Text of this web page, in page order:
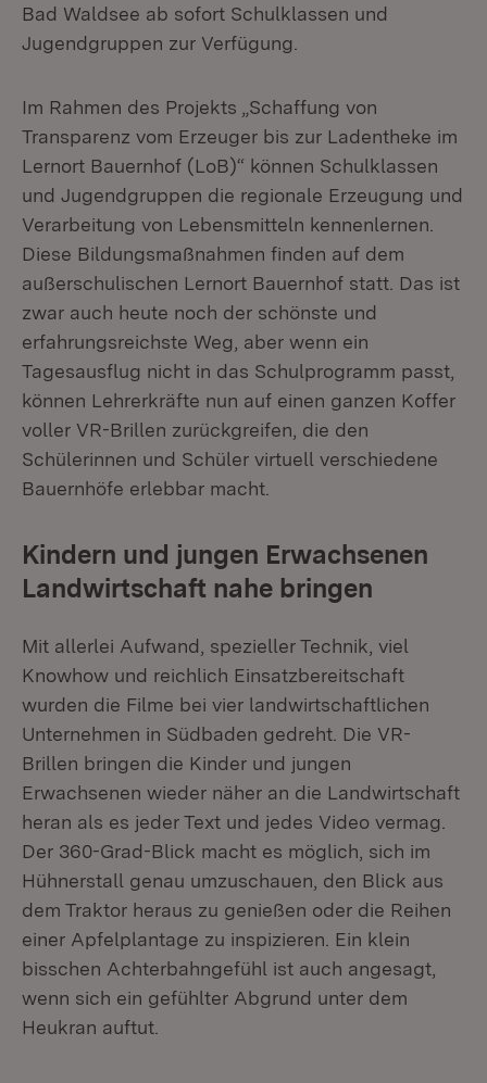
Bad Waldsee ab sofort Schulklassen und
Jugendgruppen zur Verfügung.
Im Rahmen des Projekts „Schaffung von
Transparenz vom Erzeuger bis zur Ladentheke im
Lernort Bauernhof (LoB)“ können Schulklassen
und Jugendgruppen die regionale Erzeugung und
Verarbeitung von Lebensmitteln kennenlernen.
Diese Bildungsmaßnahmen finden auf dem
außerschulischen Lernort Bauernhof statt. Das ist
zwar auch heute noch der schönste und
erfahrungsreichste Weg, aber wenn ein
Tagesausflug nicht in das Schulprogramm passt,
können Lehrerkräfte nun auf einen ganzen Koffer
voller VR-Brillen zurückgreifen, die den
Schülerinnen und Schüler virtuell verschiedene
Bauernhöfe erlebbar macht.
Kindern und jungen Erwachsenen
Landwirtschaft nahe bringen
Mit allerlei Aufwand, spezieller Technik, viel
Knowhow und reichlich Einsatzbereitschaft
wurden die Filme bei vier landwirtschaftlichen
Unternehmen in Südbaden gedreht. Die VR-
Brillen bringen die Kinder und jungen
Erwachsenen wieder näher an die Landwirtschaft
heran als es jeder Text und jedes Video vermag.
Der 360-Grad-Blick macht es möglich, sich im
Hühnerstall genau umzuschauen, den Blick aus
dem Traktor heraus zu genießen oder die Reihen
einer Apfelplantage zu inspizieren. Ein klein
bisschen Achterbahngefühl ist auch angesagt,
wenn sich ein gefühlter Abgrund unter dem
Heukran auftut.